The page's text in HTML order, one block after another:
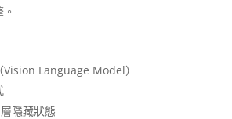
Language Model）
隱藏狀態